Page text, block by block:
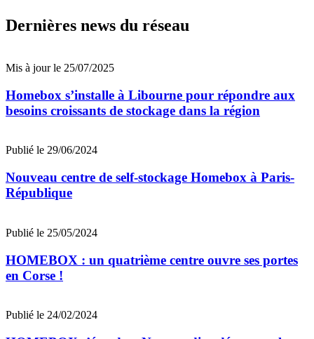
Dernières news du réseau
Mis à jour le 25/07/2025
Homebox s’installe à Libourne pour répondre aux
besoins croissants de stockage dans la région
Publié le 29/06/2024
Nouveau centre de self-stockage Homebox à Paris-
République
Publié le 25/05/2024
HOMEBOX : un quatrième centre ouvre ses portes
en Corse !
Publié le 24/02/2024